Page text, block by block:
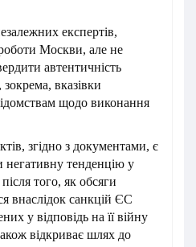
експертів,
Москви, але не
автентичність
зокрема, вказівки
щодо виконання
згідно з документами, є
негативну тенденцію у
того, як обсяги
внаслідок санкцій ЄС
у відповідь на її війну
відкриває шлях до